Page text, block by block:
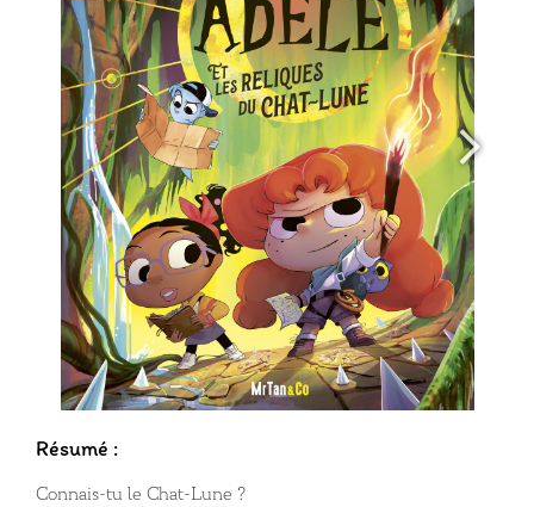
Résumé :
Connais-tu le Chat-Lune ?